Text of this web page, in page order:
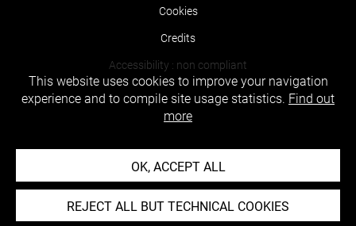
Cookies
Credits
Accessibility : non compliant
This website uses cookies to improve your navigation
experience and to compile site usage statistics. Find out
more
OK, ACCEPT ALL
REJECT ALL BUT TECHNICAL COOKIES